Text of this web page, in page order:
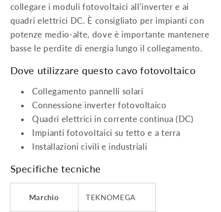
collegare i moduli fotovoltaici all’inverter e ai
quadri elettrici DC. È consigliato per impianti con
potenze medio-alte, dove è importante mantenere
basse le perdite di energia lungo il collegamento.
Dove utilizzare questo cavo fotovoltaico
Collegamento pannelli solari
Connessione inverter fotovoltaico
Quadri elettrici in corrente continua (DC)
Impianti fotovoltaici su tetto e a terra
Installazioni civili e industriali
Specifiche tecniche
Marchio TEKNOMEGA